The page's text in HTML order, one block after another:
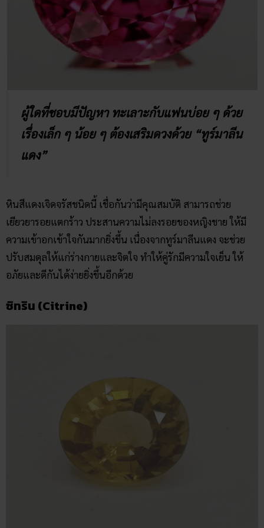
ผู้ใดที่ชอบมีปัญหา ทะเลาะกับแฟนบ่อย ๆ ด้วย
เรื่องเล็ก ๆ น้อย ๆ ต้องเสริมดวงด้วย “ทูร์มาลีน
แดง”
หินสีแดงเจิดจรัสชนิดนี้ เชื่อกันว่ามีคุณสมบัติ สามารถช่วย
เยียวยารอยแตกร้าว ประสานความไม่ลงรอยของหญิงชาย ให้มี
ความเข้าอกเข้าใจกันมากยิ่งขึ้น เนื่องจากทูร์มาลีนแดง จะช่วย
ปรับสมดุลให้แก่ร่างกายและจิตใจ ทำให้คู่รักมีความใจเย็น ให้
อภัยและดีกันได้ง่ายยิ่งขึ้นอีกด้วย
ซิทริน (Citrine)